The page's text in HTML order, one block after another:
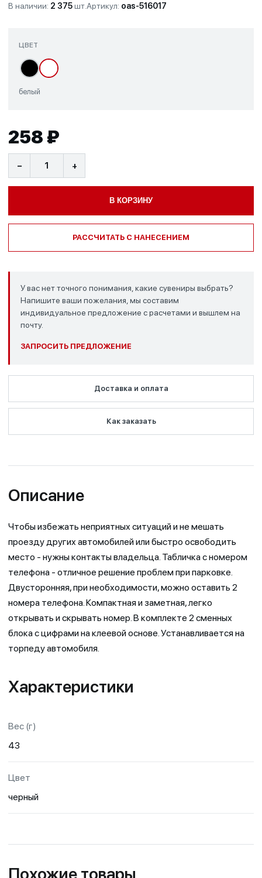
В наличии: 2 375шт.Артикул: oas-516017
ЦВЕТ
белый
258 ₽
− +
В КОРЗИНУ
РАССЧИТАТЬ С НАНЕСЕНИЕМ
У вас нет точного понимания, какие сувениры выбрать?
Напишите ваши пожелания, мы составим
индивидуальное предложение с расчетами и вышлем на
почту.
ЗАПРОСИТЬ ПРЕДЛОЖЕНИЕ
Доставка и оплата
Как заказать
Описание
Чтобы избежать неприятных ситуаций и не мешать
проезду других автомобилей или быстро освободить
место - нужны контакты владельца. Табличка с номером
телефона - отличное решение проблем при парковке.
Двусторонняя, при необходимости, можно оставить 2
номера телефона. Компактная и заметная, легко
открывать и скрывать номер. В комплекте 2 сменных
блока с цифрами на клеевой основе. Устанавливается на
торпеду автомобиля.
Характеристики
Вес (г)
43
Цвет
черный
Похожие товары